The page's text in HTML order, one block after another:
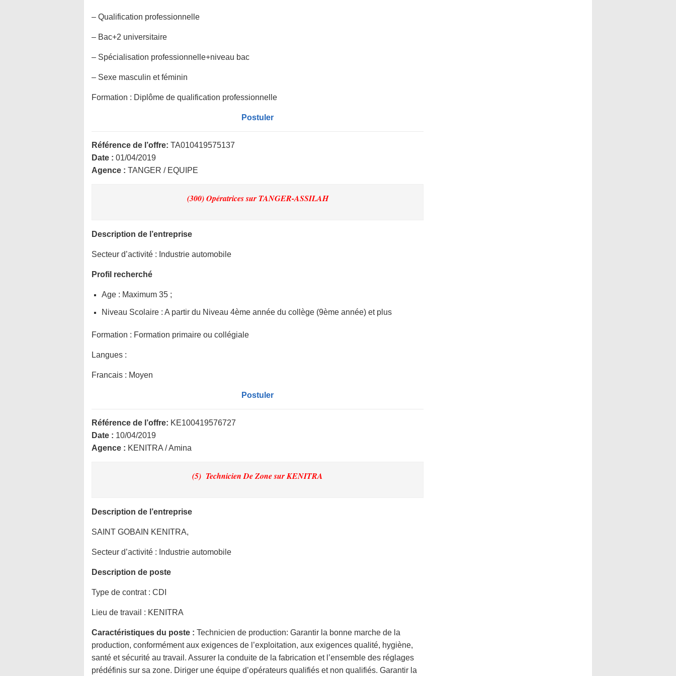
– Qualification professionnelle
– Bac+2 universitaire
– Spécialisation professionnelle+niveau bac
– Sexe masculin et féminin
Formation : Diplôme de qualification professionnelle
Postuler
Référence de l’offre: TA010419575137
Date : 01/04/2019
Agence : TANGER / EQUIPE
(300) Opératricessur TANGER-ASSILAH
Description de l’entreprise
Secteur d’activité : Industrie automobile
Profil recherché
Age : Maximum 35 ;
Niveau Scolaire : A partir du Niveau 4ème année du collège (9ème année) et plus
Formation : Formation primaire ou collégiale
Langues :
Francais : Moyen
Postuler
Référence de l’offre: KE100419576727
Date : 10/04/2019
Agence : KENITRA / Amina
(5) Technicien De Zonesur KENITRA
Description de l’entreprise
SAINT GOBAIN KENITRA,
Secteur d’activité : Industrie automobile
Description de poste
Type de contrat : CDI
Lieu de travail : KENITRA
Caractéristiques du poste : Technicien de production: Garantir la bonne marche de la
production, conformément aux exigences de l’exploitation, aux exigences qualité, hygiène,
santé et sécurité au travail. Assurer la conduite de la fabrication et l’ensemble des réglages
prédéfinis sur sa zone. Diriger une équipe d’opérateurs qualifiés et non qualifiés. Garantir la